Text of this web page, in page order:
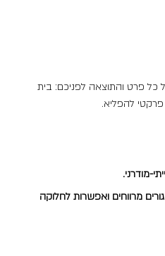
כל פרט והתוצאה לפניכם: בית
להפליא.
מודרני.
מרווחים ואפשרות לחלוקה